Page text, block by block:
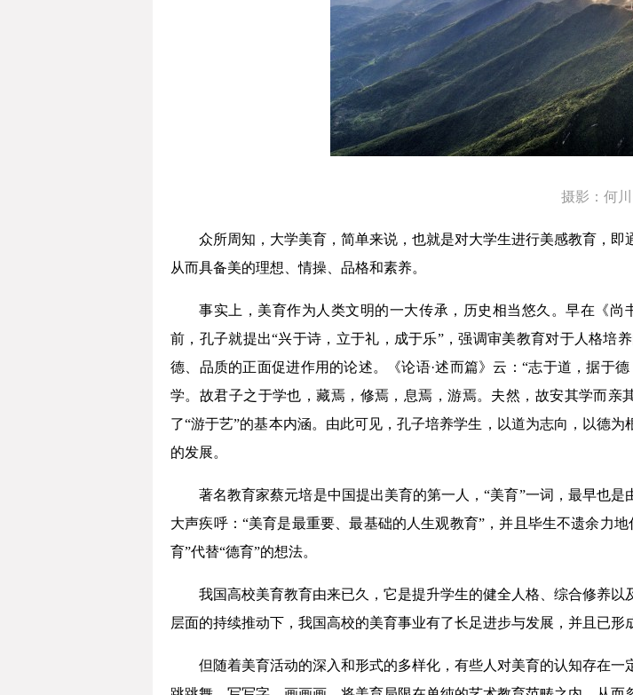
摄影：何川
众所周知，大学美育，简单来说，也就是对大学生进行美感教育，
从而具备美的理想、情操、品格和素养。
事实上，美育作为人类文明的一大传承，历史相当悠久。早在《尚
前，孔子就提出“兴于诗，立于礼，成于乐”，强调审美教育对于人格培
德、品质的正面促进作用的论述。《论语·述而篇》云：“志于道，据于
学。故君子之于学也，藏焉，修焉，息焉，游焉。夫然，故安其学而亲
了“游于艺”的基本内涵。由此可见，孔子培养学生，以道为志向，以德
的发展。
著名教育家蔡元培是中国提出美育的第一人，“美育”一词，最早也
大声疾呼：“美育是最重要、最基础的人生观教育”，并且毕生不遗余力
育”代替“德育”的想法。
我国高校美育教育由来已久，它是提升学生的健全人格、综合修养
层面的持续推动下，我国高校的美育事业有了长足进步与发展，并且已形
但随着美育活动的深入和形式的多样化，有些人对美育的认知存在